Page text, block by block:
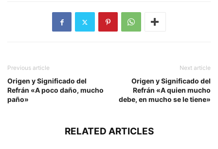
Previous article
Origen y Significado del
Refrán «A poco daño, mucho
paño»
Next article
Origen y Significado del
Refrán «A quien mucho
debe, en mucho se le tiene»
RELATED ARTICLES